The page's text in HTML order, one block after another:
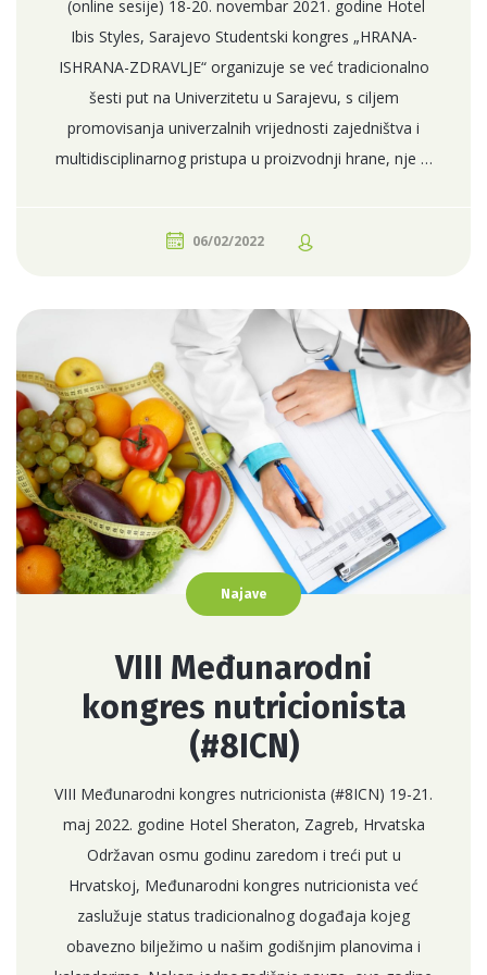
(online sesije) 18-20. novembar 2021. godine Hotel
Ibis Styles, Sarajevo Studentski kongres „HRANA-
ISHRANA-ZDRAVLJE“ organizuje se već tradicionalno
šesti put na Univerzitetu u Sarajevu, s ciljem
promovisanja univerzalnih vrijednosti zajedništva i
multidisciplinarnog pristupa u proizvodnji hrane, nje …
06/02/2022
Najave
VIII Međunarodni
kongres nutricionista
(#8ICN)
VIII Međunarodni kongres nutricionista (#8ICN) 19-21.
maj 2022. godine Hotel Sheraton, Zagreb, Hrvatska
Održavan osmu godinu zaredom i treći put u
Hrvatskoj, Međunarodni kongres nutricionista već
zaslužuje status tradicionalnog događaja kojeg
obavezno bilježimo u našim godišnjim planovima i